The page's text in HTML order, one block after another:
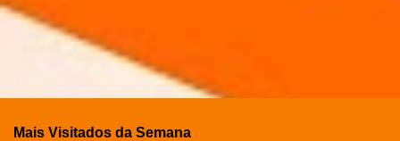
Mais Visitados da Semana